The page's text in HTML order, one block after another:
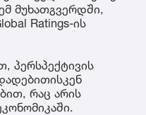
მუხათგვერდში,
Ratings-ის
პერსპექტივის
რაც არის